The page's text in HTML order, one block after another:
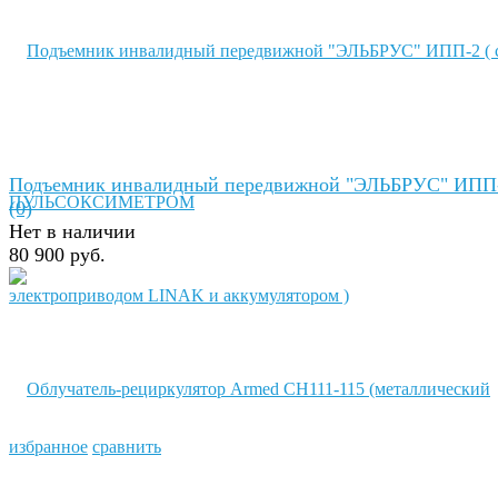
избранное сравнить
Подъемник инвалидный передвижной "ЭЛЬБРУС"
(0)
Нет в наличии
80 900 руб.